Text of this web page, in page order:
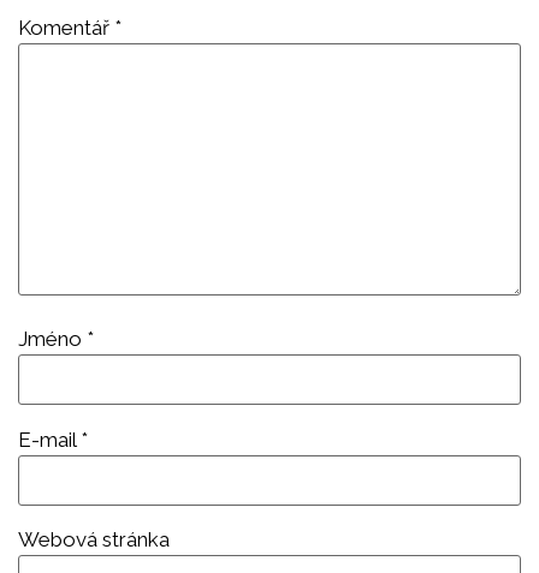
Komentář *
Jméno *
E-mail *
Webová stránka